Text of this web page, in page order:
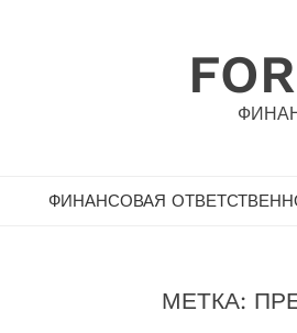
ФИНАНСОВАЯ
МЕТКА: